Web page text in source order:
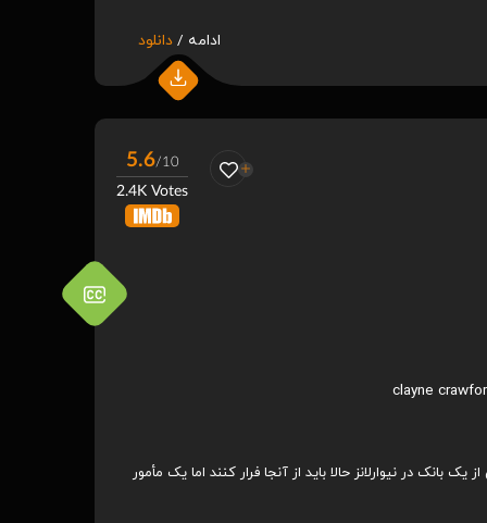
ادامه / دانلود
5.6/10
2.4K Votes
clayne
در نیوارلانز حالا باید از آنجا فرار کنند اما یک مأمور